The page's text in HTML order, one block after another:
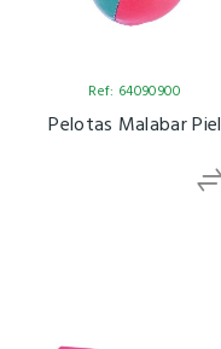
Ref: 64090900
Pelotas Malabar Piel